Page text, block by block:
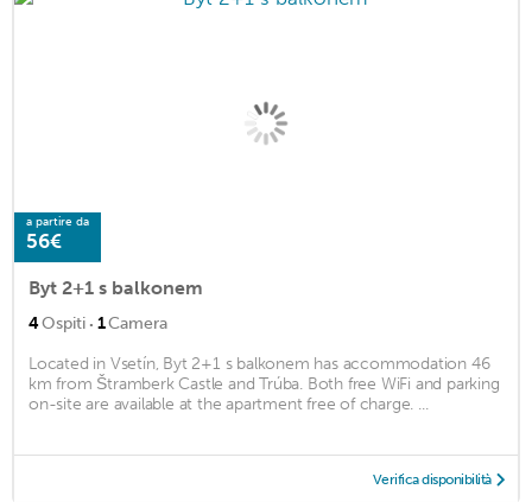
a partire da
56€
Byt 2+1 s balkonem
4Ospiti · 1Camera
Located in Vsetín, Byt 2+1 s balkonem has accommodation 46
km from Štramberk Castle and Trúba. Both free WiFi and parking
on-site are available at the apartment free of charge. ...
Verifica disponibilità